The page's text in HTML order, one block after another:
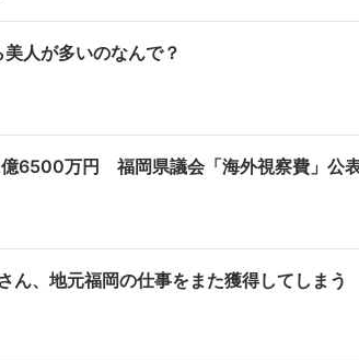
人が多いのなんで？
億6500万円 福岡県議会「海外視察費」公
ん、地元福岡の仕事をまた獲得してしまう